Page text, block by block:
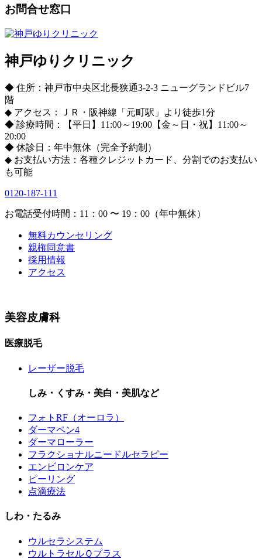
お問合せ窓口
神戸ゆりクリニック
◆ 住所：神戸市中央区北長狭通3-2-3 ニューグランドビル7
階
◆ アクセス：ＪＲ・阪神線「元町駅」より徒歩1分
◆ 診療時間：【平日】11:00～19:00【金～日・祝】11:00～
20:00
◆ 休診日：年中無休（完全予約制）
◆ お支払い方法：各種クレジットカード、分割でのお支払い
も可能
0120-187-111
お電話受付時間：11：00 〜 19：00（年中無休）
無料カウンセリング
親権同意書
採用情報
アクセス
美容皮膚科
医療脱毛
レーザー脱毛
しみ・くすみ・美白・美肌など
フォトRF（オーロラ）
ダーマペン4
ダーマローラー
フラクショナルニードルセラピー
エンビロンケア
ピーリング
点滴療法
しわ・たるみ
ウルセラシステム
ウルトラセルＱプラス